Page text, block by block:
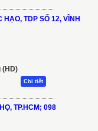
HẠO, TDP SỐ 12, VĨNH
(HD)
Chi tiết
TP.HCM; 098